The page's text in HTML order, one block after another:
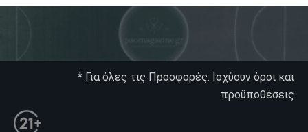
* Για όλες τις Προσφορές: Ισχύουν όροι και
προϋποθέσεις